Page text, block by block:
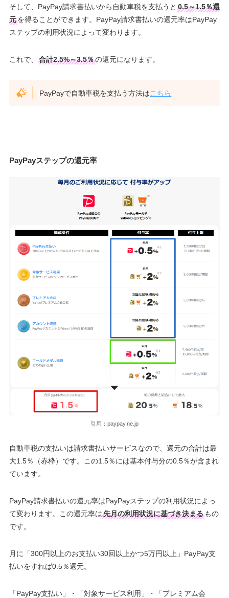
そして、PayPay請求書払いから自動車税を支払うと 0.5～1.5％還
元を得ることができます。PayPay請求書払いの還元率はPayPay
ステップの利用状況によって変わります。
これで、 合計2.5%～3.5％の還元になります。
PayPayで自動車税を支払う方法はこちら
PayPayステップの還元率
引用：paypay.ne.jp
自動車税の支払いは請求書払いサービスなので、還元の合計は最
大1.5％（赤枠）です。この1.5％には基本付与分の0.5％が含まれ
ています。
PayPay請求書払いの還元率はPayPayステップの利用状況によっ
て変わります。この還元率は先月の利用状況に基づき決まるもの
です。
月に「300円以上のお支払い30回以上かつ5万円以上」PayPay支
払いをすれば0.5％還元。
「PayPay支払い」・「対象サービス利用」・「プレミアム会